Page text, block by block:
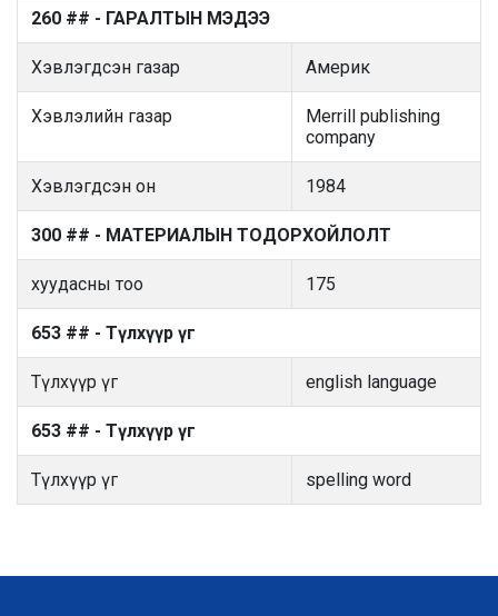
260 ## - ГАРАЛТЫН МЭДЭЭ
Хэвлэгдсэн газар Америк
Хэвлэлийн газар
Merrill publishing
company
Хэвлэгдсэн он 1984
300 ## - МАТЕРИАЛЫН ТОДОРХОЙЛОЛТ
хуудасны тоо 175
653 ## - Түлхүүр үг
Түлхүүр үг english language
653 ## - Түлхүүр үг
Түлхүүр үг spelling word